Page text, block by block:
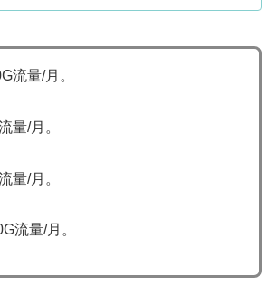
流量/月。
量/月。
量/月。
流量/月。